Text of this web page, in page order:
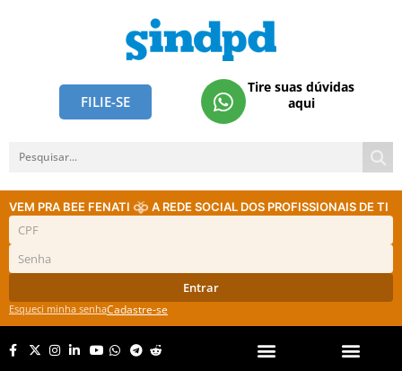
FILIE-SE
Tire suas dúvidas
aqui
VEM PRA BEE FENATI A REDE SOCIAL DOS PROFISSIONAIS DE TI
Entrar
Esqueci minha senhaCadastre-se